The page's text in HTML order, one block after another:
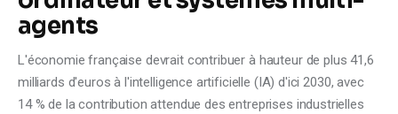
agents
L'économie française devrait contribuer à hauteur de plus 41,6
milliards d'euros à l'intelligence artificielle (IA) d'ici 2030, avec
14 % de la contribution attendue des entreprises industrielles